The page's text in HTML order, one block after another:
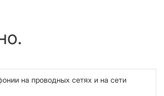
на проводных сетях и на сети